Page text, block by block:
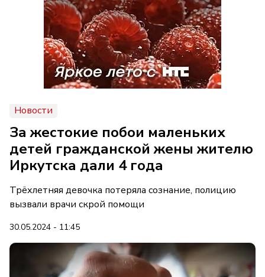
Новости
За жестокие побои маленьких
детей гражданской жены жителю
Иркутска дали 4 года
Трёхлетняя девочка потеряла сознание, полицию
вызвали врачи скрой помощи
30.05.2024 - 11:45